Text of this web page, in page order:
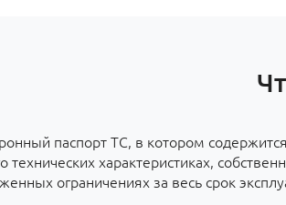
паспорт ТС, в котором
характеристиках,
ограничениях за весь срок